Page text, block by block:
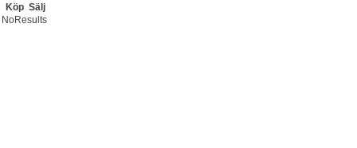
Köp Sälj
NoResults